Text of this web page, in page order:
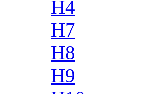
H4
H7
H8
H9